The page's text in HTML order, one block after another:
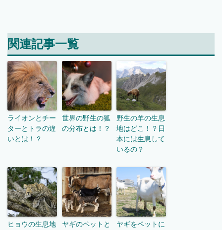
関連記事一覧
ライオンとチー
ターとトラの違
いとは！？
世界の野生の狐
の分布とは！？
野生の羊の生息
地はどこ！？日
本には生息して
いるの？
ヒョウの生息地
ヤギのペットと
ヤギをペットに